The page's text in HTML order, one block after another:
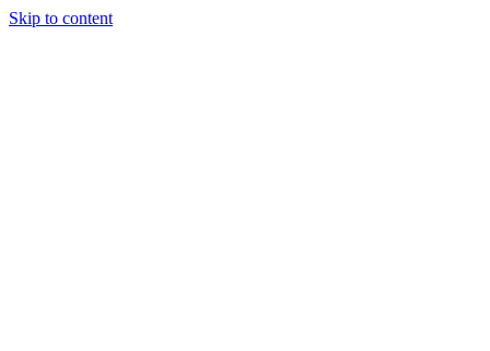
Skip to content